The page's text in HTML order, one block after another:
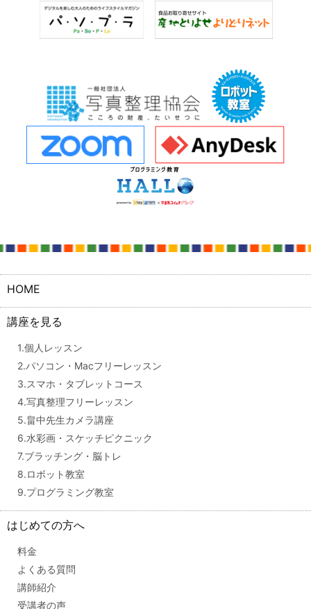
HOME
講座を見る
1.個人レッスン
2.パソコン・Macフリーレッスン
3.スマホ・タブレットコース
4.写真整理フリーレッスン
5.畠中先生カメラ講座
6.水彩画・スケッチピクニック
7.ブラッチング・脳トレ
8.ロボット教室
9.プログラミング教室
はじめての方へ
料金
よくある質問
講師紹介
受講者の声